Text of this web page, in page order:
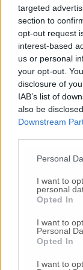
targeted
section to
opt-out request
interest-based
us or personal
your opt-out.
disclosure of
IAB’s list of
also be
Downstream
Personal
I want to
personal
Opted In
I want to
Personal
Opted In
I want to
©
Nessun
Commenta